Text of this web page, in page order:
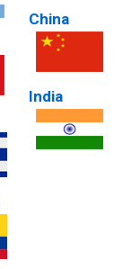
China
India